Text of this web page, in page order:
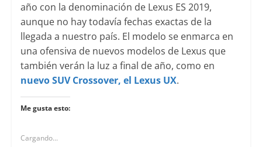
año con la denominación de Lexus ES 2019,
aunque no hay todavía fechas exactas de la
llegada a nuestro país. El modelo se enmarca en
una ofensiva de nuevos modelos de Lexus que
también verán la luz a final de año, como en
nuevo SUV Crossover, el Lexus UX.
Me gusta esto:
Cargando...